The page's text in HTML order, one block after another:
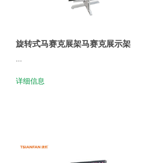
旋转式马赛克展架马赛克展示架
...
详细信息